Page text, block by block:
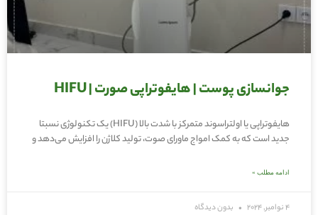
جوانسازی پوست | هایفوتراپی صورت | HIFU
هایفوتراپی یا اولتراسوند متمرکز با شدت بالا (HIFU) یک تکنولوژی نسبتا
جدید است که به کمک امواج ماورای صوت، تولید کلاژن را افزایش می‌دهد و
ادامه مطلب »
4 نوامبر, 2024 بدون دیدگاه